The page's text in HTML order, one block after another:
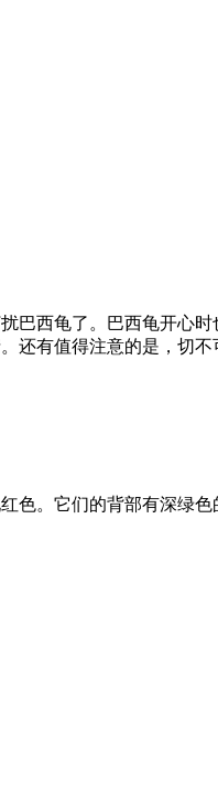
巴西龟了。巴西龟开心
还有值得注意的是，切
色。它们的背部有深绿